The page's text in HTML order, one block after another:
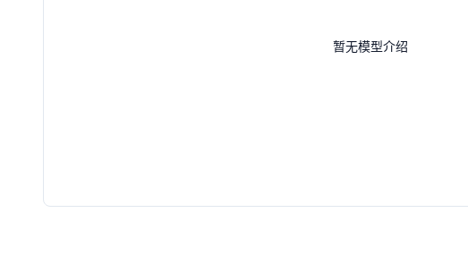
暂无模型介绍